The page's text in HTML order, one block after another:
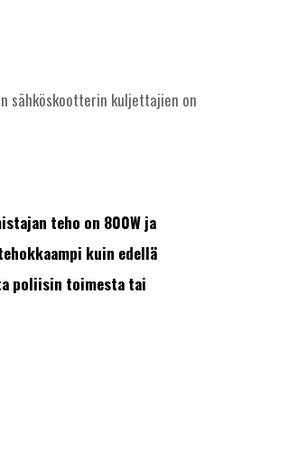
sähköskootterin kuljettajien on
teho on 800W ja
kuin edellä
poliisin toimesta tai